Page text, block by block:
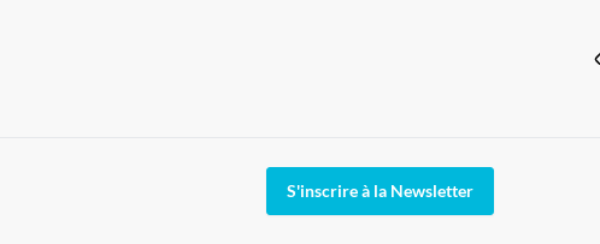
S'inscrire à la Newsletter